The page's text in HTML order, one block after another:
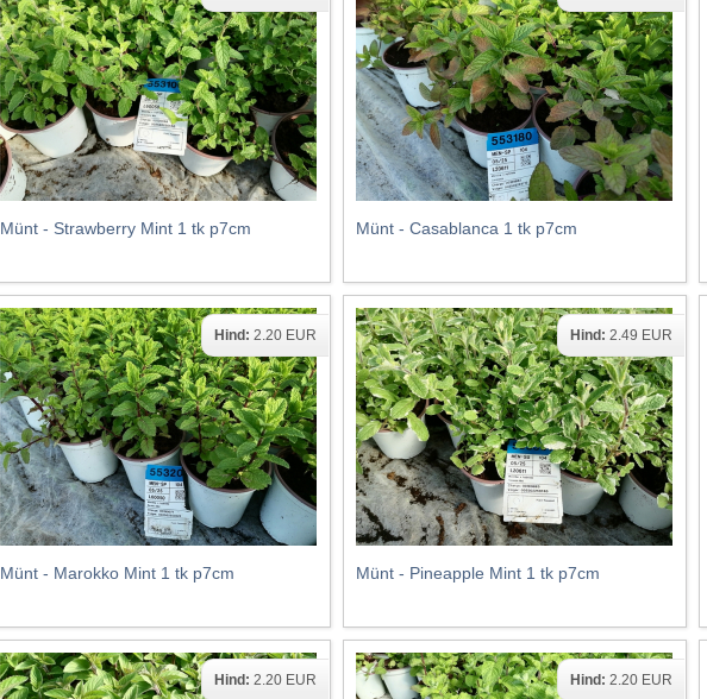
Münt - Strawberry Mint 1 tk p7cm Münt - Casablanca 1 tk p7cm
Münt - Marokko Mint 1 tk p7cm
Hind: 2.20 EUR
Münt - Pineapple Mint 1 tk p7cm
Hind: 2.49 EUR
Hind: 2.20 EUR Hind: 2.20 EUR